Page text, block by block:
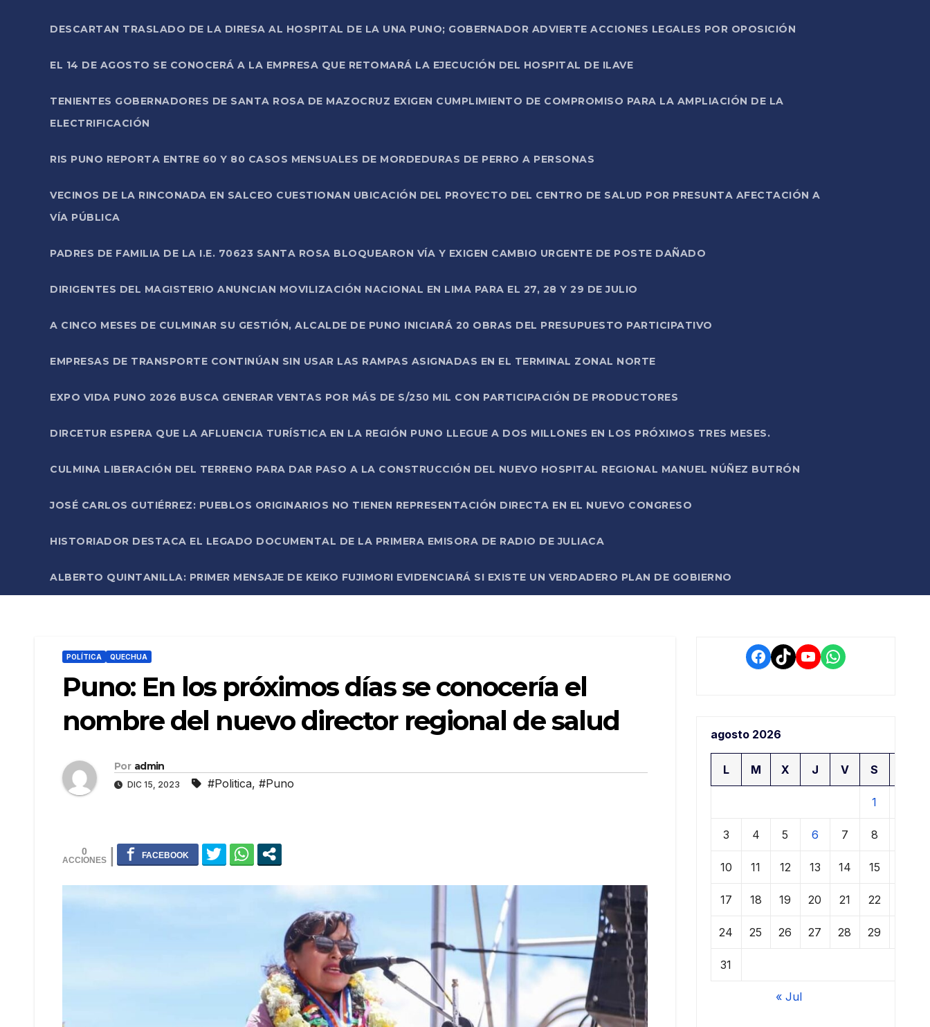
DESCARTAN TRASLADO DE LA DIRESA AL HOSPITAL DE LA UNA PUNO; GOBERNADOR ADVIERTE ACCIONES LEGALES POR OPOSICIÓN
EL 14 DE AGOSTO SE CONOCERÁ A LA EMPRESA QUE RETOMARÁ LA EJECUCIÓN DEL HOSPITAL DE ILAVE
TENIENTES GOBERNADORES DE SANTA ROSA DE MAZOCRUZ EXIGEN CUMPLIMIENTO DE COMPROMISO PARA LA AMPLIACIÓN DE LA
ELECTRIFICACIÓN
RIS PUNO REPORTA ENTRE 60 Y 80 CASOS MENSUALES DE MORDEDURAS DE PERRO A PERSONAS
VECINOS DE LA RINCONADA EN SALCEO CUESTIONAN UBICACIÓN DEL PROYECTO DEL CENTRO DE SALUD POR PRESUNTA AFECTACIÓN A
VÍA PÚBLICA
PADRES DE FAMILIA DE LA I.E. 70623 SANTA ROSA BLOQUEARON VÍA Y EXIGEN CAMBIO URGENTE DE POSTE DAÑADO
DIRIGENTES DEL MAGISTERIO ANUNCIAN MOVILIZACIÓN NACIONAL EN LIMA PARA EL 27, 28 Y 29 DE JULIO
A CINCO MESES DE CULMINAR SU GESTIÓN, ALCALDE DE PUNO INICIARÁ 20 OBRAS DEL PRESUPUESTO PARTICIPATIVO
EMPRESAS DE TRANSPORTE CONTINÚAN SIN USAR LAS RAMPAS ASIGNADAS EN EL TERMINAL ZONAL NORTE
EXPO VIDA PUNO 2026 BUSCA GENERAR VENTAS POR MÁS DE S/250 MIL CON PARTICIPACIÓN DE PRODUCTORES
DIRCETUR ESPERA QUE LA AFLUENCIA TURÍSTICA EN LA REGIÓN PUNO LLEGUE A DOS MILLONES EN LOS PRÓXIMOS TRES MESES.
CULMINA LIBERACIÓN DEL TERRENO PARA DAR PASO A LA CONSTRUCCIÓN DEL NUEVO HOSPITAL REGIONAL MANUEL NÚÑEZ BUTRÓN
JOSÉ CARLOS GUTIÉRREZ: PUEBLOS ORIGINARIOS NO TIENEN REPRESENTACIÓN DIRECTA EN EL NUEVO CONGRESO
HISTORIADOR DESTACA EL LEGADO DOCUMENTAL DE LA PRIMERA EMISORA DE RADIO DE JULIACA
ALBERTO QUINTANILLA: PRIMER MENSAJE DE KEIKO FUJIMORI EVIDENCIARÁ SI EXISTE UN VERDADERO PLAN DE GOBIERNO
POLÍTICA QUECHUA
Puno: En los próximos días se conocería el
nombre del nuevo director regional de salud
Por admin
DIC 15, 2023 #Politica, #Puno
0
Facebook
TikTokYouTube
WhatsApp
agosto 2026
L M X J V S
1
3 4 5 6 7 8
10 11 12 13 14 15
17 18 19 20 21 22
24 25 26 27 28 29
31
« Jul